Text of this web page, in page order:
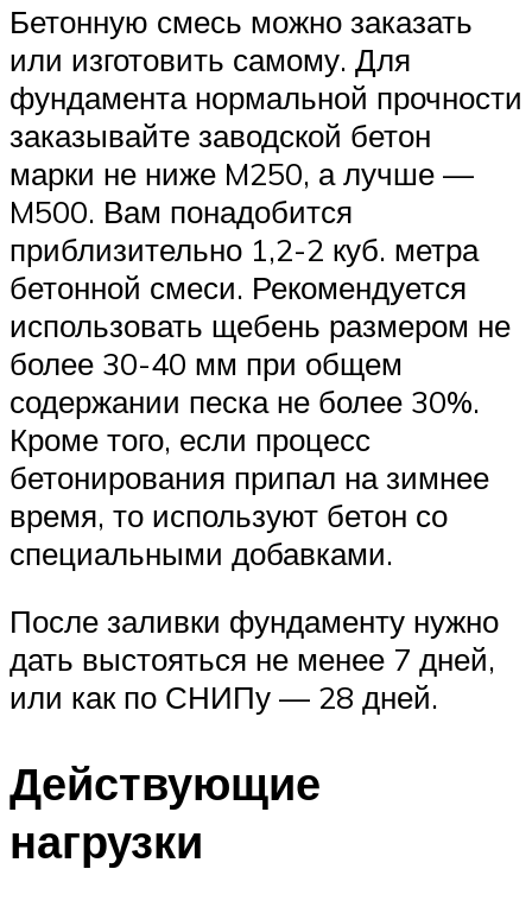
Бетонную смесь можно заказать
или изготовить самому. Для
фундамента нормальной прочности
заказывайте заводской бетон
марки не ниже M250, а лучше —
M500. Вам понадобится
приблизительно 1,2-2 куб. метра
бетонной смеси. Рекомендуется
использовать щебень размером не
более 30-40 мм при общем
содержании песка не более 30%.
Кроме того, если процесс
бетонирования припал на зимнее
время, то используют бетон со
специальными добавками.
После заливки фундаменту нужно
дать выстояться не менее 7 дней,
или как по СНИПу — 28 дней.
Действующие
нагрузки